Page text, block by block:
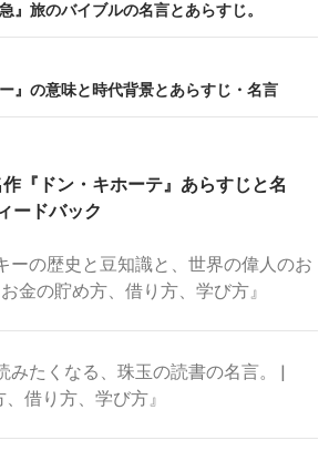
』旅のバイブルの名言とあらすじ。
』の意味と時代背景とあらすじ・名言
作『ドン・キホーテ』あらすじと名
ードバック
ーの歴史と豆知識と、世界の偉人のお
金の貯め方、借り方、学び方』
みたくなる、珠玉の読書の名言。 |
、借り方、学び方』